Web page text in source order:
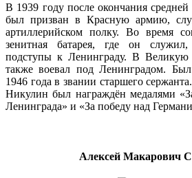
В 1939 году после окончания
был призван в Красную армию,
артиллерийском полку. Во время
зенитная батарея, где он
подступы к Ленинграду. В Великую
также воевал под Ленинградом.
1946 года в звании старшего
Никулин был награждён медалями
Ленинграда» и «За победу над
Алексей Макарович